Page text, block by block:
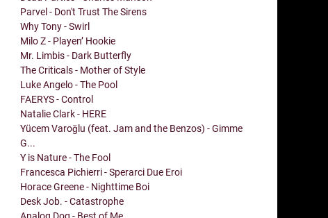
Parvel - Don't Trust The Sirens
Why Tony - Swirl
Milo Z - Playen’ Hookie
Mr. Limbis - Dark Butterfly
The Criticals - Mother of Style
Luke Angelo - The Pool
FAERYS - Control
Natalie Clark - HERE
Yücem Varoğlu (feat. Jam and the Benzos) - Gimme
G...
Y is Nature - The Fool
Francesca Pichierri - Sperarci Due Eroi
Horace Greene - Nighttime Boi
Desk Job. - Catastrophe
Analog Dog - Best of Me